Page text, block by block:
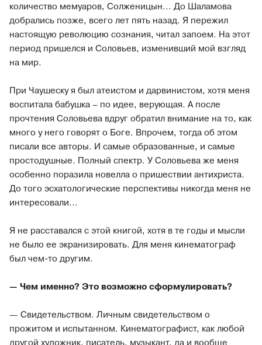
количество мемуаров, Солженицын... До Шаламова
добрались позже, всего лет пять назад. Я пережил
настоящую революцию сознания, читал запоем. На этот
период пришелся и Соловьев, изменивший мой взгляд
на мир.
При Чаушеску я был атеистом и дарвинистом, хотя меня
воспитала бабушка – по идее, верующая. А после
прочтения Соловьева вдруг обратил внимание на то, как
много у него говорят о Боге. Впрочем, тогда об этом
писали все авторы. И самые образованные, и самые
простодушные. Полный спектр. У Соловьева же меня
особенно поразила новелла о пришествии антихриста.
До того эсхатологические перспективы никогда меня не
интересовали...
Я не расставался с этой книгой, хотя в те годы и мысли
не было ее экранизировать. Для меня кинематограф
был чем-то другим.
— Чем именно? Это возможно сформулировать?
— Свидетельством. Личным свидетельством о
прожитом и испытанном. Кинематографист, как любой